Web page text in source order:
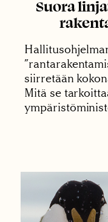
Suora
siirretään
Mitä se